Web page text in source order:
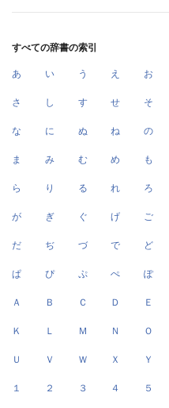
すべての辞書の索引
あ い う え お
さ し す せ そ
な に ぬ ね の
ま み む め も
ら り る れ ろ
が ぎ ぐ げ ご
だ ぢ づ で ど
ぱ ぴ ぷ ぺ ぽ
Ａ Ｂ Ｃ Ｄ Ｅ
Ｋ Ｌ Ｍ Ｎ Ｏ
Ｕ Ｖ Ｗ Ｘ Ｙ
１ ２ ３ ４ ５